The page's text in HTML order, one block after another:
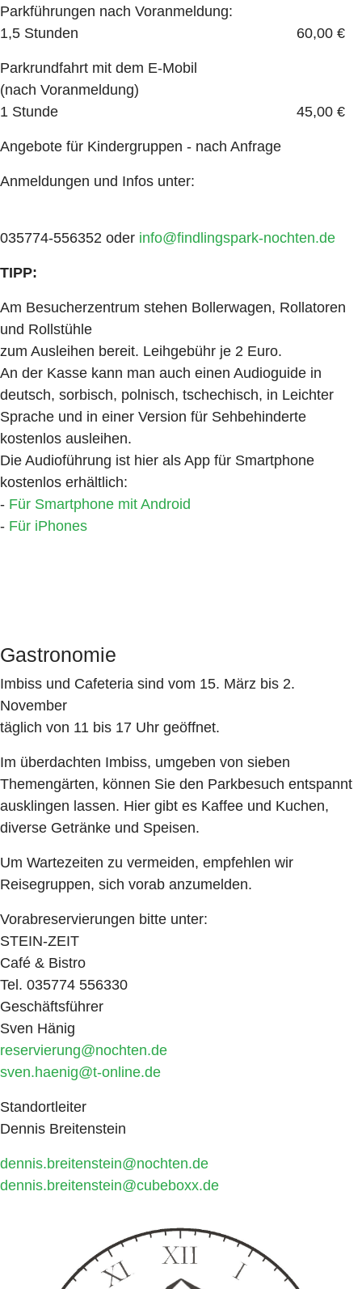
Parkführungen nach Voranmeldung:
1,5 Stunden 60,00 €
Parkrundfahrt mit dem E-Mobil
(nach Voranmeldung)
1 Stunde 45,00 €
Angebote für Kindergruppen - nach Anfrage
Anmeldungen und Infos unter:
035774-556352 oder info@findlingspark-nochten.de
TIPP:
Am Besucherzentrum stehen Bollerwagen, Rollatoren
und Rollstühle
zum Ausleihen bereit. Leihgebühr je 2 Euro.
An der Kasse kann man auch einen Audioguide in
deutsch, sorbisch, polnisch, tschechisch, in Leichter
Sprache und in einer Version für Sehbehinderte
kostenlos ausleihen.
Die Audioführung ist hier als App für Smartphone
kostenlos erhältlich:
- Für Smartphone mit Android
- Für iPhones
Gastronomie
Imbiss und Cafeteria sind vom 15. März bis 2.
November
täglich von 11 bis 17 Uhr geöffnet.
Im überdachten Imbiss, umgeben von sieben
Themengärten, können Sie den Parkbesuch entspannt
ausklingen lassen. Hier gibt es Kaffee und Kuchen,
diverse Getränke und Speisen.
Um Wartezeiten zu vermeiden, empfehlen wir
Reisegruppen, sich vorab anzumelden.
Vorabreservierungen bitte unter:
STEIN-ZEIT
Café & Bistro
Tel. 035774 556330
Geschäftsführer
Sven Hänig
reservierung@nochten.de
sven.haenig@t-online.de
Standortleiter
Dennis Breitenstein
dennis.breitenstein@nochten.de
dennis.breitenstein@cubeboxx.de